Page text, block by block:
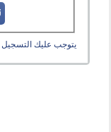
يتوجب عليك التسجيل